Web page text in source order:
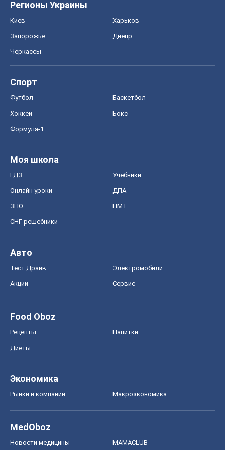
Регионы Украины
Киев Харьков
Запорожье Днепр
Черкассы
Спорт
Футбол Баскетбол
Хоккей Бокс
Формула-1
Моя школа
ГДЗ Учебники
Онлайн уроки ДПА
ЗНО НМТ
СНГ решебники
Авто
Тест Драйв Электромобили
Акции Сервис
Food Oboz
Рецепты Напитки
Диеты
Экономика
Рынки и компании Mакроэкономика
MedOboz
Новости медицины MAMACLUB